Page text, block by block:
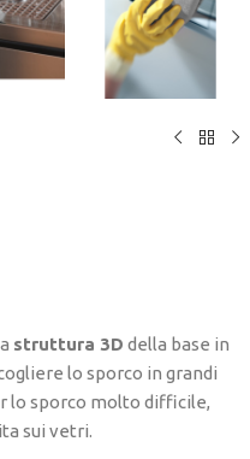
struttura 3D della base in
lo sporco in grandi
lo sporco molto difficile,
sui vetri.